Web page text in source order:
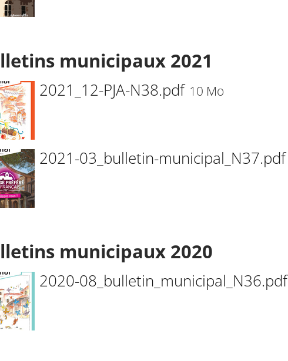
municipaux 2021
2021_12-PJA-N38.pdf 10 Mo
2021-03_bulletin-municipal_N37.pdf
municipaux 2020
2020-08_bulletin_municipal_N36.pdf